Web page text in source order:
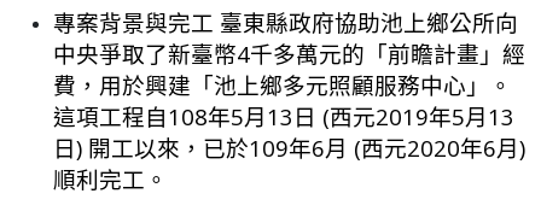
專案背景與完工 臺東縣政府協助池上鄉公所向
中央爭取了新臺幣4千多萬元的「前瞻計畫」經
費，用於興建「池上鄉多元照顧服務中心」。
這項工程自108年5月13日 (西元2019年5月13
日) 開工以來，已於109年6月 (西元2020年6月)
順利完工。